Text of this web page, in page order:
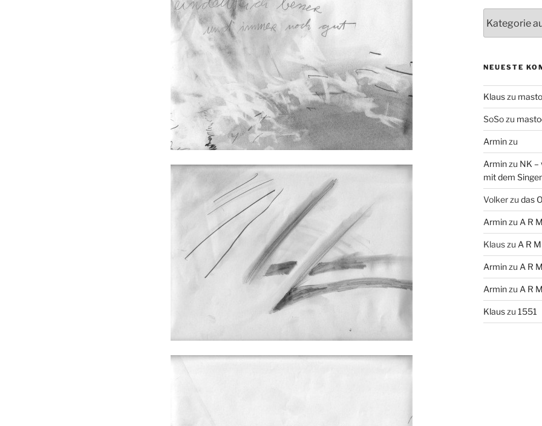
NEUESTE
Klauszu
SoSozu
Arminzu
Arminzu NK –
mit dem
Volkerzu das
Arminzu A R
Klauszu A R
Arminzu A R
Arminzu A R
Klauszu 1551